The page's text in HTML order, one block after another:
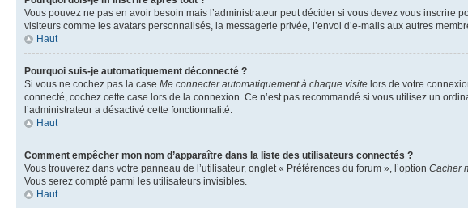
Vous pouvez ne pas en avoir besoin mais l’administrateur peut décider si vous devez vous
visiteurs comme les avatars personnalisés, la messagerie privée, l’envoi d’e-mails aux autres
Haut
Pourquoi suis-je automatiquement déconnecté ?
Si vous ne cochez pas la case Me connecter automatiquement à chaque visite lors de votre
connecté, cochez cette case lors de la connexion. Ce n’est pas recommandé si vous utilisez un
l’administrateur a désactivé cette fonctionnalité.
Haut
Comment empêcher mon nom d’apparaître dans la liste des utilisateurs connectés ?
Vous trouverez dans votre panneau de l’utilisateur, onglet « Préférences du forum », l’option Cacher
Vous serez compté parmi les utilisateurs invisibles.
Haut